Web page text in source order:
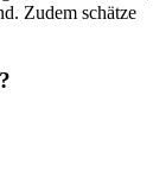
Zudem schätze